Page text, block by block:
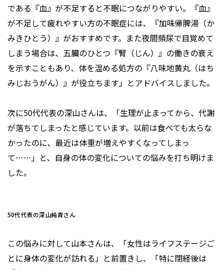
である『血』が不足すると不眠につながりやすい。『血』
が不足して疲れやすい方の不眠症には、『加味帰脾湯（か
みきひとう）』がおすすめです。また夜間頻尿で目覚めて
しまう場合は、五臓のひとつ『腎（じん）』の働きの衰え
を示すこともあり、体を温める処方の『八味地黄丸（はち
みじおうがん）』が役立ちます」とアドバイスしました。
次に50代代表の深山さんは、「生理が止まってから、代謝
が落ちてしまったと感じています。以前は食べても太らな
かったのに、最近は体重が増えやすくなってしまっ
て……」と、自身の体の変化についての悩みを打ち明けま
した。
50代代表の深山純青さん
この悩みに対して山本さんは、「女性はライフステージご
とに身体の変化が訪れる」と前置きし、「特に閉経後は